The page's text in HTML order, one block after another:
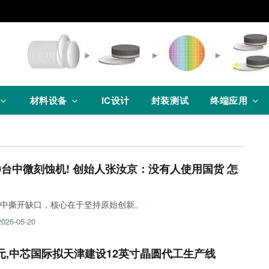
材料设备 IC设计 封装测试 终端应用
中微刻蚀机! 创始人张汝京：没有人使用国货 怎
撕开缺口，核心在于坚持原始创新。
05-20
,中芯国际拟天津建设12英寸晶圆代工生产线